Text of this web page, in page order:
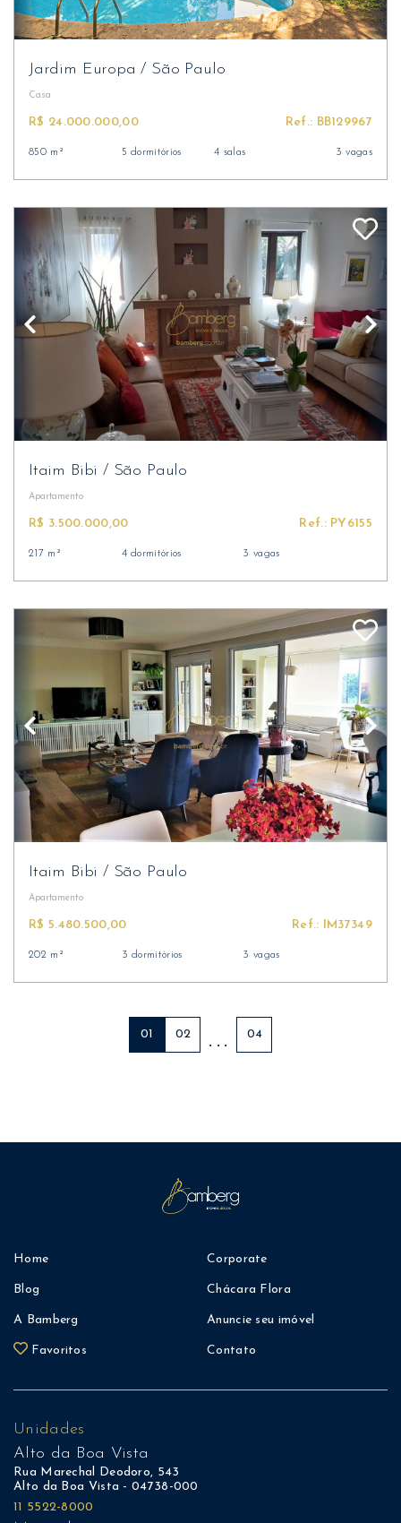
Jardim Europa/ São Paulo
Casa
R$ 24.000.000,00 Ref.: BB129967
850 m² 5 dormitórios 4 salas 3 vagas
Itaim Bibi/ São Paulo
Apartamento
R$ 3.500.000,00 Ref.: PY6155
217 m² 4 dormitórios 3 vagas
Itaim Bibi/ São Paulo
Apartamento
R$ 5.480.500,00 Ref.: IM37349
202 m² 3 dormitórios 3 vagas
01 02 . . . 04
Home
Blog
A Bamberg
Favoritos
Corporate
Chácara Flora
Anuncie seu imóvel
Contato
Unidades
Alto da Boa Vista
Rua Marechal Deodoro, 543
Alto da Boa Vista - 04738-000
11 5522-8000